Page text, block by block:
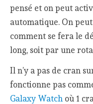
pensé et on peut
automatique. On
comment se fera le
long, soit par une
Il n’y a pas de cran
fonctionne pas
Galaxy Watch où 1